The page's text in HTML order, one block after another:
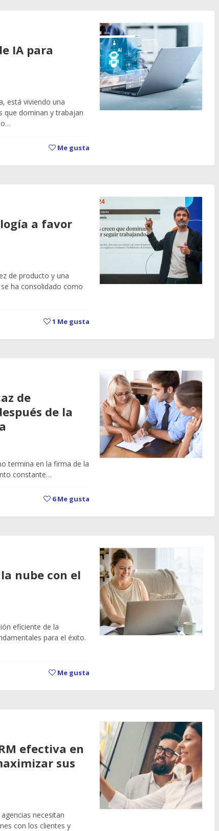
IA para
está viviendo una
que dominan y trabajan
Me gusta
a favor
de producto y una
ha consolidado como
1 Me gusta
de
de la
termina en la firma de la
constante…
6Me gusta
nube con el
eficiente de la
para el éxito.
Me gusta
efectiva en
sus
necesitan
con los clientes y